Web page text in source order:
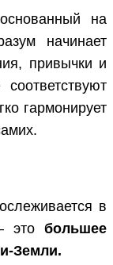
на
начинает
привычки и
гармонирует
в
это большее
Земли.